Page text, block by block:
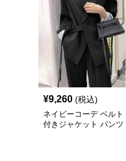
¥9,260 (税込)
ネイビーコーデ ベルト
付きジャケット パンツ